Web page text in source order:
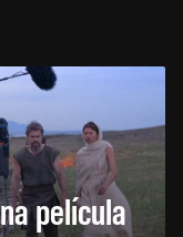
película